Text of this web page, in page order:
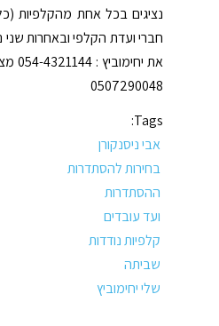
חברי ועדת הקלפי ובאחרות שני
את
0507290048
Tags:
אבי ניסנקורן
בחירות להסתדרות
ההסתדרות
ועד עובדים
קלפיות נודדות
שביתה
שלי יחימוביץ